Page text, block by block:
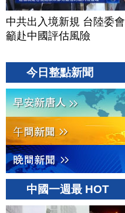
中共出入境新規 台陸委會
籲赴中國評估風險
今日整點新聞
中國一週最 HOT